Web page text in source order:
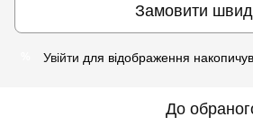
Замовити
Увійти для відображення
До